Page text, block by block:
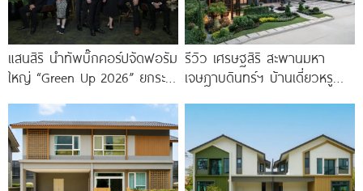
แสนสิริ นำทัพบิ๊กคอร์ปจัดฟอรัม
ใหญ่ “Green Up 2026” ยกระ
Thailand Taxonomy
รีวิว เศรษฐสิริ สะพานมหา
เจษฎาบดินทร์ฯ บ้านเดี่ยวหรู
รถไฟฟ้า และทางด่วน เริ่ม 15.9